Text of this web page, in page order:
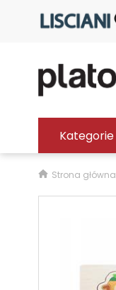
Kategorie
Strona główna